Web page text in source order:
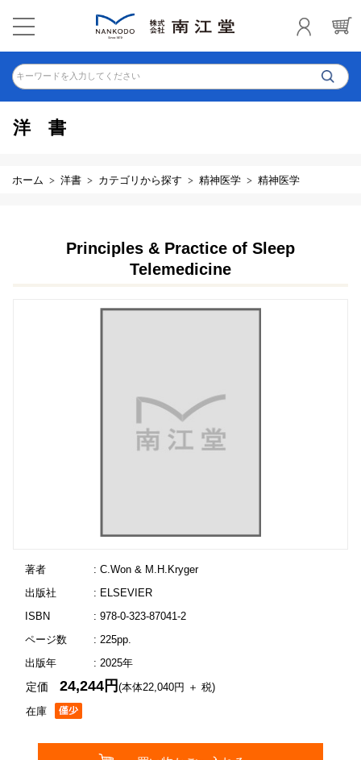
キーワードを入力してください
洋書
ホーム 洋書 カテゴリから探す 精神医学 精神医学
Principles & Practice of Sleep
Telemedicine
著者
: C.Won & M.H.Kryger
出版社
: ELSEVIER
ISBN
: 978-0-323-87041-2
ページ数
: 225pp.
出版年
: 2025年
在庫
定価24,244円(本体22,040円 ＋ 税)